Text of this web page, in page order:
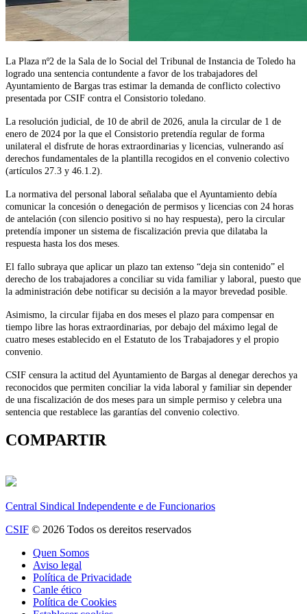
La Plaza nº2 de la Sala de lo Social del Tribunal de Instancia de Toledo ha
logrado una sentencia contundente a favor de los trabajadores del
Ayuntamiento de Bargas tras estimar la demanda de conflicto colectivo
presentada por CSIF contra el Consistorio toledano.
La resolución judicial, de 10 de abril de 2026, anula la circular de 1 de
enero de 2024 por la que el Consistorio pretendía regular de forma
unilateral el disfrute de horas extraordinarias y licencias, vulnerando así
derechos fundamentales de la plantilla recogidos en el convenio colectivo
(artículos 27.3 y 46.1.2).
La normativa del personal laboral señalaba que el Ayuntamiento debía
comunicar la concesión o denegación de permisos y licencias con 24 horas
de antelación (con silencio positivo si no hay respuesta), pero la circular
pretendía imponer un sistema de fiscalización previa que dilataba la
respuesta hasta los dos meses.
El fallo subraya que aplicar un plazo tan extenso “deja sin contenido” el
derecho de los trabajadores a conciliar su vida familiar y laboral, puesto que
la administración debe notificar su decisión a la mayor brevedad posible.
Asimismo, la circular fijaba en dos meses el plazo para compensar en
tiempo libre las horas extraordinarias, por debajo del máximo legal de
cuatro meses establecido en el Estatuto de los Trabajadores y el propio
convenio.
CSIF censura la actitud del Ayuntamiento de Bargas al denegar derechos ya
reconocidos que permiten conciliar la vida laboral y familiar sin depender
de una fiscalización de dos meses para un simple permiso y celebra una
sentencia que restablece las garantías del convenio colectivo.
COMPARTIR
Central Sindical Independente e de Funcionarios
CSIF © 2026 Todos os dereitos reservados
Quen Somos
Aviso legal
Política de Privacidade
Canle ético
Política de Cookies